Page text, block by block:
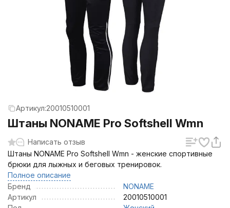
Артикул:20010510001
Штаны NONAME Pro Softshell Wmn
Написать отзыв
Штаны NONAME Pro Softshell Wmn - женские спортивные
брюки для лыжных и беговых тренировок.
Полное описание
Бренд
NONAME
Артикул
20010510001